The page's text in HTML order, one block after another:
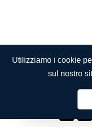
Utilizziamo i cookie
sul nostro
Italiano